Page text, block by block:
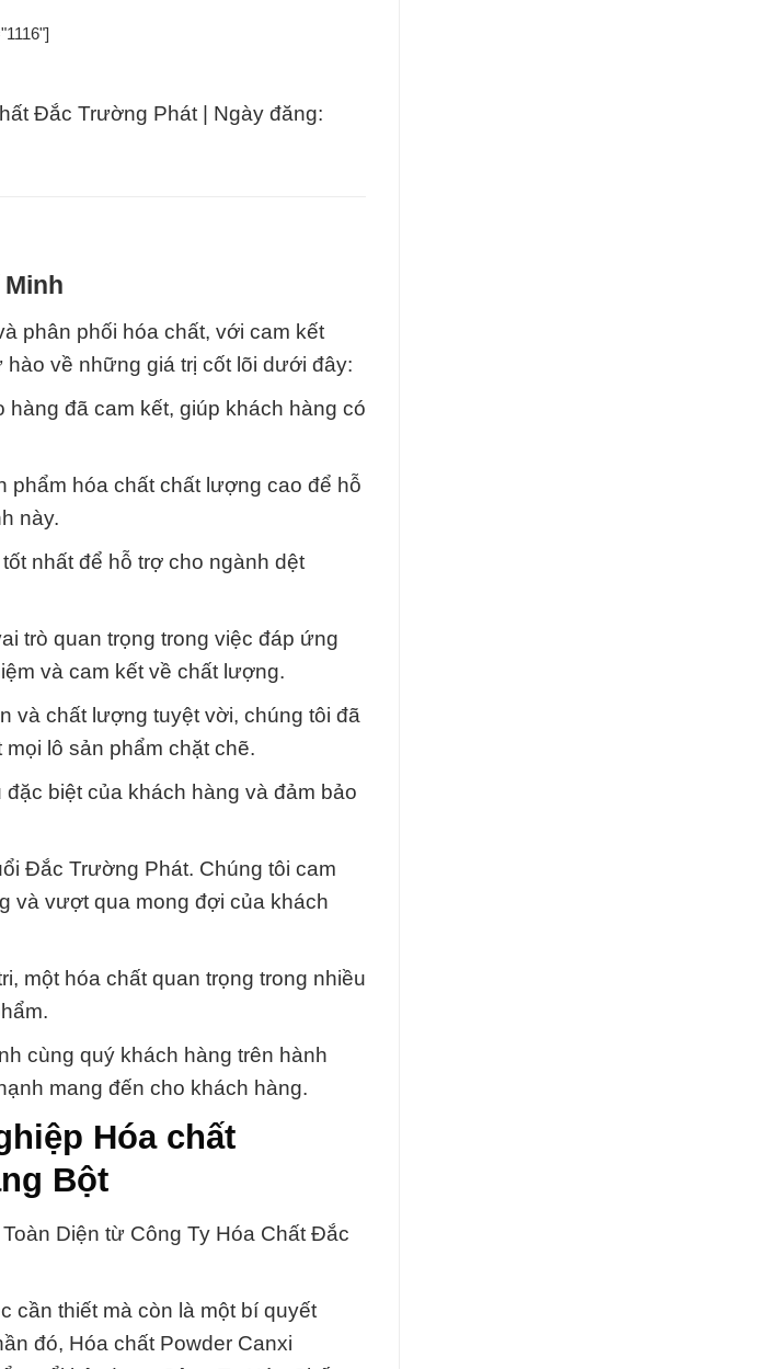
Đắc Trường Phát | Ngày đăng:
phân phối hóa chất, với cam kết
về những giá trị cốt lõi dưới đây:
đã cam kết, giúp khách hàng có
phẩm hóa chất chất lượng cao để hỗ
này.
nhất để hỗ trợ cho ngành dệt
trò quan trọng trong việc đáp ứng
và cam kết về chất lượng.
và chất lượng tuyệt vời, chúng tôi đã
lô sản phẩm chặt chẽ.
biệt của khách hàng và đảm bảo
Đắc Trường Phát. Chúng tôi cam
và vượt qua mong đợi của khách
một hóa chất quan trọng trong nhiều
cùng quý khách hàng trên hành
mang đến cho khách hàng.
Hóa chất
Bột
Diện từ Công Ty Hóa Chất Đắc
cần thiết mà còn là một bí quyết
đó, Hóa chất Powder Canxi